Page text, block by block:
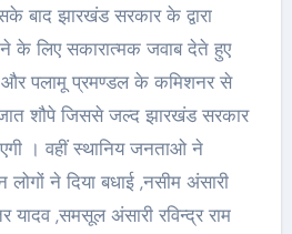
बाद झारखंड सरकार के द्वारा
के लिए सकारात्मक जवाब देते हुए
और पलामू प्रमण्डल के कमिशनर से
शौपे जिससे जल्द झारखंड सरकार
। वहीं स्थानिय जनताओ ने
लोगों ने दिया बधाई ,नसीम अंसारी
यादव ,समसूल अंसारी रविन्द्र राम